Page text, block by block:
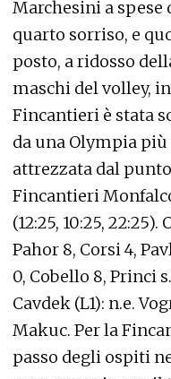
Marchesini a spese
quarto sorriso, e
posto, a ridosso
maschi del volley,
Fincantieri è stata
da una Olympia
attrezzata dal
Fincantieri
(12:25, 10:25,
Pahor 8, Corsi 4,
0, Cobello 8, Princi
Cavdek (L1): n.e.
Makuc. Per la
passo degli ospiti